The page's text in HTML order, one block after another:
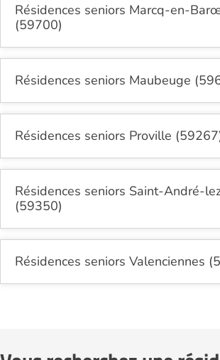
Résidences seniors Marcq-en-
(59700)
Résidences seniors Maubeuge
Résidences seniors Proville
Résidences seniors Saint-André-
(59350)
Résidences seniors Valenciennes